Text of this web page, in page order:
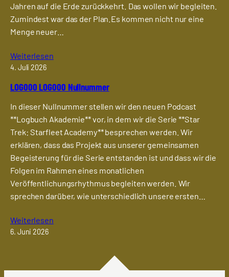
Jahren auf die Erde zurückkehrt. Das wollen wir begleiten.
Zumindest war das der Plan.Es kommen nicht nur eine
Menge neuer…
Weiterlesen
4. Juli 2026
LOG000 LOG000 Nullnummer
In dieser Nullnummer stellen wir den neuen Podcast
**Logbuch Akademie** vor, in dem wir die Serie **Star
Trek: Starfleet Academy** besprechen werden. Wir
erklären, dass das Projekt aus unserer gemeinsamen
Begeisterung für die Serie entstanden ist und dass wir die
Folgen im Rahmen eines monatlichen
Veröffentlichungsrhythmus begleiten werden. Wir
sprechen darüber, wie unterschiedlich unsere ersten…
Weiterlesen
6. Juni 2026